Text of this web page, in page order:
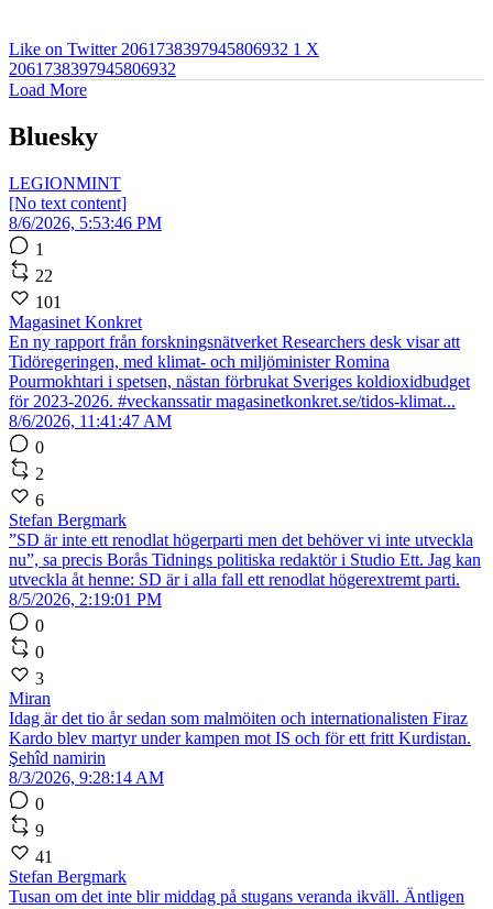
Like on Twitter 2061738397945806932 1 X
2061738397945806932
Load More
Bluesky
LEGIONMINT
[No text content]
8/6/2026, 5:53:46 PM
1
22
101
Magasinet Konkret
En ny rapport från forskningsnätverket Researchers desk visar att
Tidöregeringen, med klimat- och miljöminister Romina
Pourmokhtari i spetsen, nästan förbrukat Sveriges koldioxidbudget
för 2023-2026. #veckanssatir magasinetkonkret.se/tidos-klimat...
8/6/2026, 11:41:47 AM
0
2
6
Stefan Bergmark
”SD är inte ett renodlat högerparti men det behöver vi inte utveckla
nu”, sa precis Borås Tidnings politiska redaktör i Studio Ett. Jag kan
utveckla åt henne: SD är i alla fall ett renodlat högerextremt parti.
8/5/2026, 2:19:01 PM
0
0
3
Miran
Idag är det tio år sedan som malmöiten och internationalisten Firaz
Kardo blev martyr under kampen mot IS och för ett fritt Kurdistan.
Şehîd namirin
8/3/2026, 9:28:14 AM
0
9
41
Stefan Bergmark
Tusan om det inte blir middag på stugans veranda ikväll. Äntligen